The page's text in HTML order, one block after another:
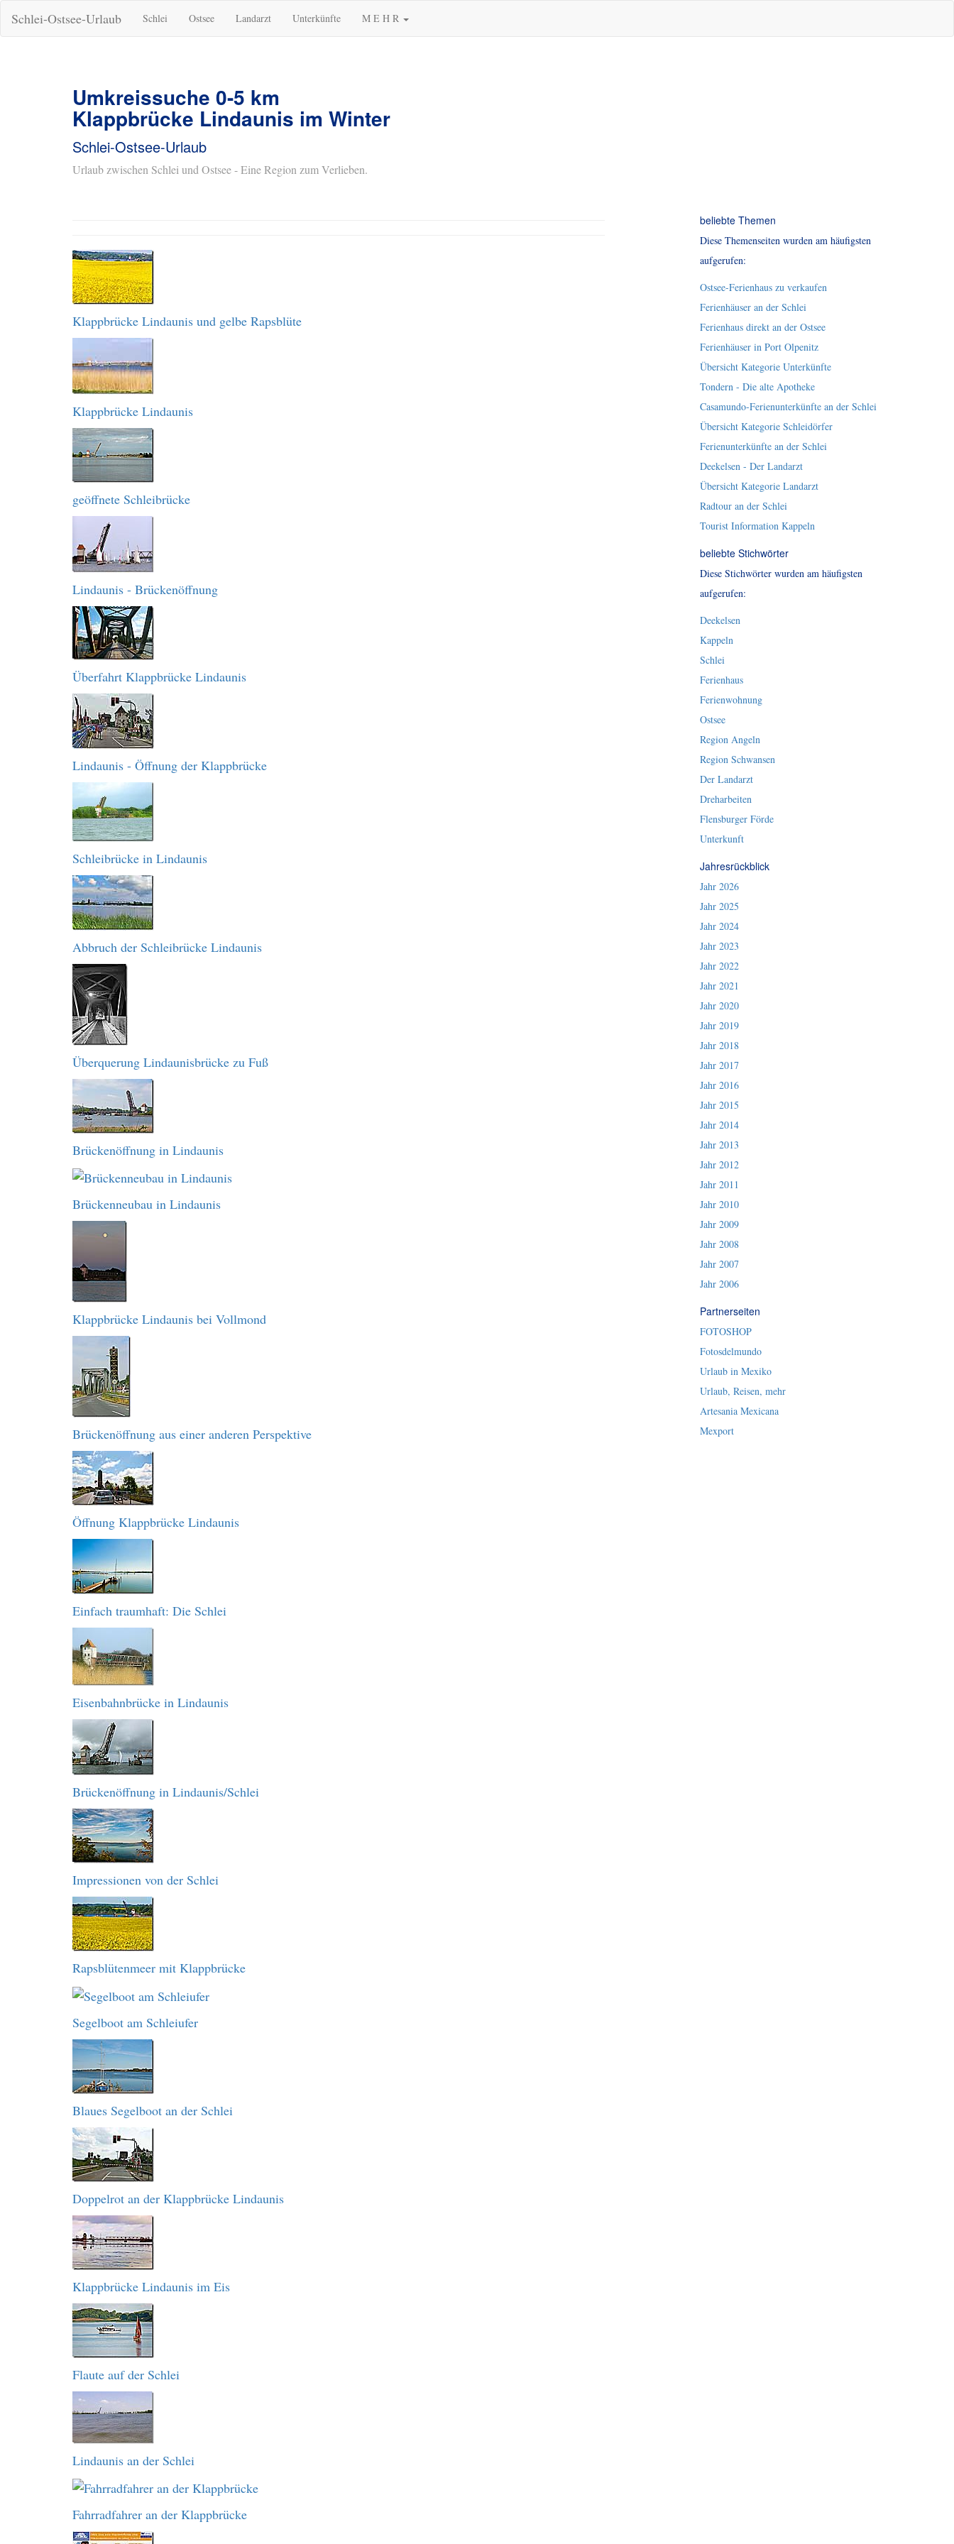
Schlei-Ostsee-Urlaub Schlei Ostsee Landarzt Unterkünfte M E H R
Umkreissuche 0-5 km
Klappbrücke Lindaunis im Winter
Schlei-Ostsee-Urlaub
Urlaub zwischen Schlei und Ostsee - Eine Region zum Verlieben.
Klappbrücke Lindaunis und gelbe Rapsblüte
Klappbrücke Lindaunis
geöffnete Schleibrücke
Lindaunis - Brückenöffnung
Überfahrt Klappbrücke Lindaunis
Lindaunis - Öffnung der Klappbrücke
Schleibrücke in Lindaunis
Abbruch der Schleibrücke Lindaunis
Überquerung Lindaunisbrücke zu Fuß
Brückenöffnung in Lindaunis
Brückenneubau in Lindaunis
Klappbrücke Lindaunis bei Vollmond
Brückenöffnung aus einer anderen Perspektive
Öffnung Klappbrücke Lindaunis
Einfach traumhaft: Die Schlei
Eisenbahnbrücke in Lindaunis
Brückenöffnung in Lindaunis/Schlei
Impressionen von der Schlei
Rapsblütenmeer mit Klappbrücke
Segelboot am Schleiufer
Blaues Segelboot an der Schlei
Doppelrot an der Klappbrücke Lindaunis
Klappbrücke Lindaunis im Eis
Flaute auf der Schlei
Lindaunis an der Schlei
Fahrradfahrer an der Klappbrücke
beliebte Themen
Diese Themenseiten wurden am häufigsten
aufgerufen:
Ostsee-Ferienhaus zu verkaufen
Ferienhäuser an der Schlei
Ferienhaus direkt an der Ostsee
Ferienhäuser in Port Olpenitz
Übersicht Kategorie Unterkünfte
Tondern - Die alte Apotheke
Casamundo-Ferienunterkünfte an der Schlei
Übersicht Kategorie Schleidörfer
Ferienunterkünfte an der Schlei
Deekelsen - Der Landarzt
Übersicht Kategorie Landarzt
Radtour an der Schlei
Tourist Information Kappeln
beliebte Stichwörter
Diese Stichwörter wurden am häufigsten
aufgerufen:
Deekelsen
Kappeln
Schlei
Ferienhaus
Ferienwohnung
Ostsee
Region Angeln
Region Schwansen
Der Landarzt
Dreharbeiten
Flensburger Förde
Unterkunft
Jahresrückblick
Jahr 2026
Jahr 2025
Jahr 2024
Jahr 2023
Jahr 2022
Jahr 2021
Jahr 2020
Jahr 2019
Jahr 2018
Jahr 2017
Jahr 2016
Jahr 2015
Jahr 2014
Jahr 2013
Jahr 2012
Jahr 2011
Jahr 2010
Jahr 2009
Jahr 2008
Jahr 2007
Jahr 2006
Partnerseiten
FOTOSHOP
Fotosdelmundo
Urlaub in Mexiko
Urlaub, Reisen, mehr
Artesania Mexicana
Mexport